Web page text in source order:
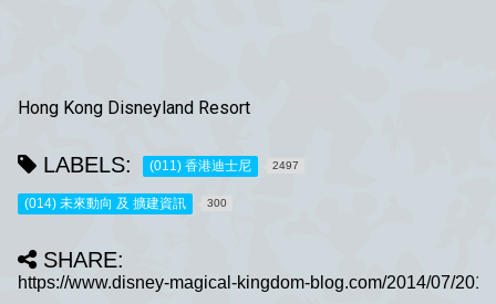
Hong Kong Disneyland Resort
LABELS: (011) 香港迪士尼 2497
(014) 未來動向 及 擴建資訊 300
SHARE: